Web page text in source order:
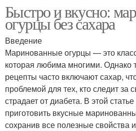
Быстро и вкусно:
огурцы без сахара
Введение
Маринованные огурцы — это
которая любима многими. Однако
рецепты часто включают сахар,
проблемой для тех, кто следит за
страдает от диабета. В этой
приготовить вкусные
сохранив все полезные свойства